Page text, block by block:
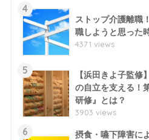
4
ストップ介護離職
職しようと思った
4371 views
5
【浜田きよ子監修
の自立を支える！
研修』とは？
3903 views
6
摂食・嚥下障害に